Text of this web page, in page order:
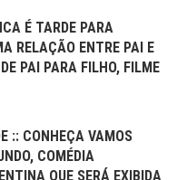
É TARDE PARA
RELAÇÃO ENTRE PAI E
PAI PARA FILHO, FILME
:: CONHEÇA VAMOS
COMÉDIA
QUE SERÁ EXIBIDA